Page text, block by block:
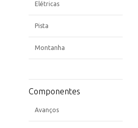
Elétricas
Pista
Montanha
Componentes
Avanços